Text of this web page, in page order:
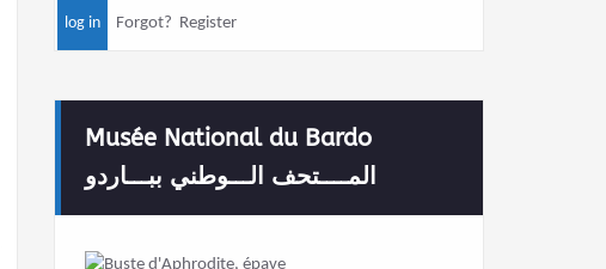
Forgot? Register
Musée National du Bardo
المــــتحف الـــوطني ببـــاردو